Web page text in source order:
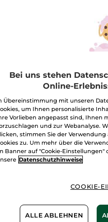
und Nacht Anti
Global
75 ml
(904)
/ 1l
-51%
Bei uns stehen
Online-
Übereinstimmung mit unseren
um Ihnen personalisierte
Vorlieben angepasst sind, Ihnen
und zur Webanalyse.
stimmen Sie der
zu. Um mehr über die
Banner auf "Cookie-Einstellungen"
Datenschutzhinweise
COOKIE-
ALLE ABLEHNEN